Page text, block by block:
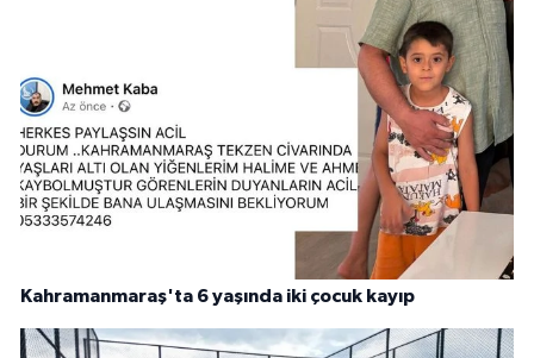
Kahramanmaraş'ta 6 yaşında iki çocuk kayıp